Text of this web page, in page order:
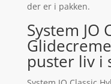
der er i pakken.
System JO
puster liv i